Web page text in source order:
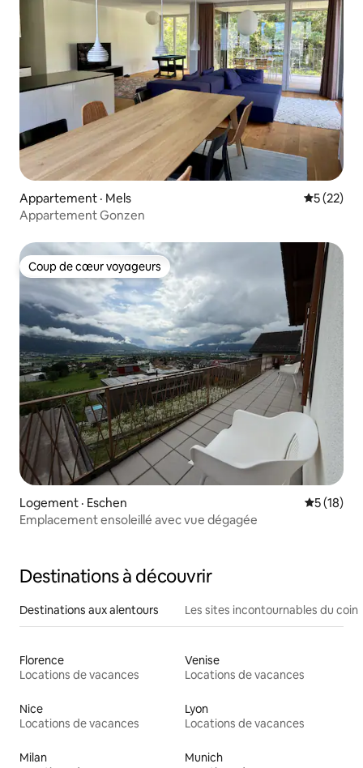
Appartement · Mels Note
5 (22)
Appartement Gonzen
Coup de cœur voyageurs
Coup de cœur voyageurs
Logement · Eschen Note
5 (18)
Emplacement ensoleillé avec vue dégagée
Destinations à découvrir
Destinations aux alentours Les sites incontournables du coin
Florence
Locations de vacances
Venise
Locations de vacances
Nice
Locations de vacances
Lyon
Locations de vacances
Milan
Munich